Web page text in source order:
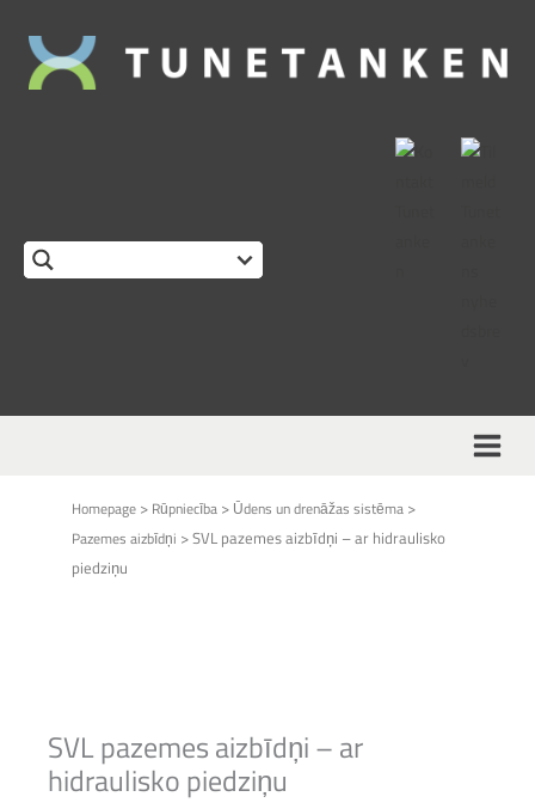
Homepage > Rūpniecība > Ūdens un drenāžas sistēma >
Pazemes aizbīdņi >SVL pazemes aizbīdņi – ar hidraulisko
piedziņu
SVL pazemes aizbīdņi – ar
hidraulisko piedziņu